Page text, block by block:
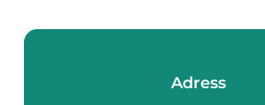
Adress